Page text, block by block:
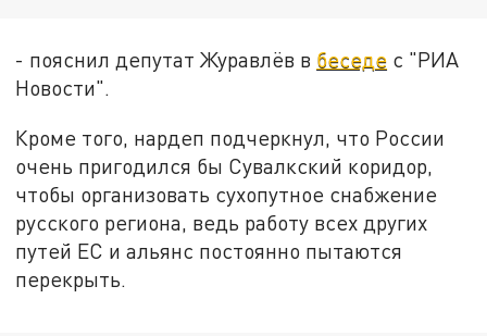
- пояснил депутат Журавлёв в беседе с "РИА
Новости".
Кроме того, нардеп подчеркнул, что России
очень пригодился бы Сувалкский коридор,
чтобы организовать сухопутное снабжение
русского региона, ведь работу всех других
путей ЕС и альянс постоянно пытаются
перекрыть.